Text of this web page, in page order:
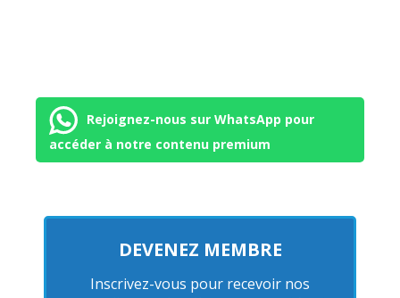
Rejoignez-nous sur WhatsApp pour
accéder à notre contenu premium
DEVENEZ MEMBRE
Inscrivez-vous pour recevoir nos